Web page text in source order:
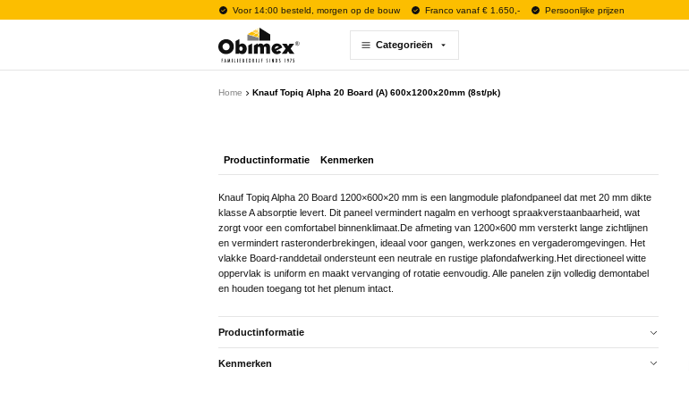
Voor 14:00 besteld, morgen op de bouw Franco vanaf € 1.650,- Persoonlijke prijzen
Categorieën
Home Knauf Topiq Alpha 20 Board (A) 600x1200x20mm (8st/pk)
Productinformatie Kenmerken
Knauf Topiq Alpha 20 Board 1200×600×20 mm is een langmodule plafondpaneel dat met 20 mm dikte
klasse A absorptie levert. Dit paneel vermindert nagalm en verhoogt spraakverstaanbaarheid, wat
zorgt voor een comfortabel binnenklimaat.De afmeting van 1200×600 mm versterkt lange zichtlijnen
en vermindert rasteronderbrekingen, ideaal voor gangen, werkzones en vergaderomgevingen. Het
vlakke Board-randdetail ondersteunt een neutrale en rustige plafondafwerking.Het directioneel witte
oppervlak is uniform en maakt vervanging of rotatie eenvoudig. Alle panelen zijn volledig demontabel
en houden toegang tot het plenum intact.
Productinformatie
Knauf Topiq Alpha 20 Board 1200×600×20 mm is een langmodule plafondpaneel dat met 20 mm dikte
Kenmerken